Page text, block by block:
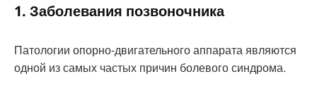
1. Заболевания позвоночника
Патологии опорно-двигательного аппарата являются
одной из самых частых причин болевого синдрома.